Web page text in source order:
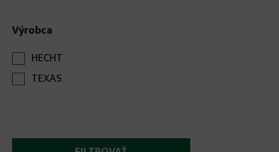
Výrobca
HECHT
TEXAS